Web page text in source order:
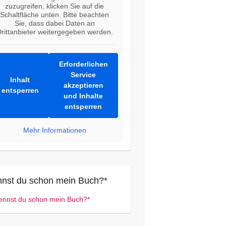
zuzugreifen, klicken Sie auf die
Schaltfläche unten. Bitte beachten
Sie, dass dabei Daten an
weitergegeben werden.
Inhalt
entsperren
Erforderlichen
Service
akzeptieren
und Inhalte
entsperren
Mehr Informationen
du schon mein Buch?*